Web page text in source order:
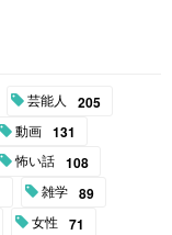
芸能人 205
動画 131
怖い話 108
雑学 89
女性 71